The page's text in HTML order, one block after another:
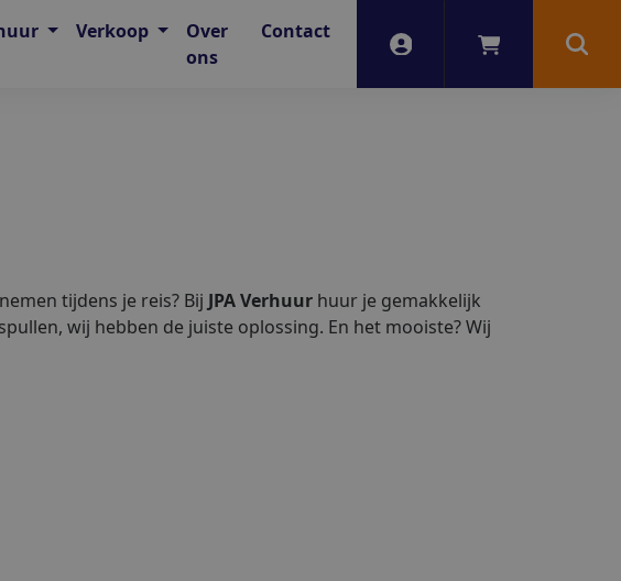
Account Winkelwagen
Verkoop
Over
ons
Contact
tijdens je reis? Bij JPA Verhuur huur je gemakkelijk
wij hebben de juiste oplossing. En het mooiste? Wij